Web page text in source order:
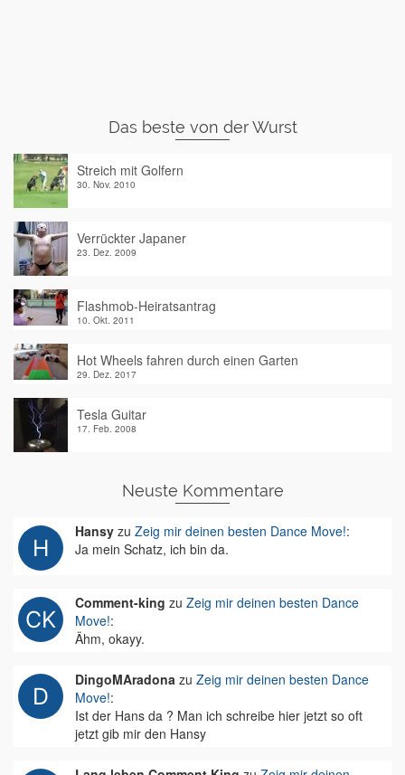
Das beste von der Wurst
Streich mit Golfern
30. Nov. 2010
Verrückter Japaner
23. Dez. 2009
Flashmob-Heiratsantrag
10. Okt. 2011
Hot Wheels fahren durch einen Garten
29. Dez. 2017
Tesla Guitar
17. Feb. 2008
Neuste Kommentare
Hansy zu Zeig mir deinen besten Dance Move!:
Ja mein Schatz, ich bin da.
Comment-king zu Zeig mir deinen besten Dance
Move!:
Ähm, okayy.
DingoMAradona zu Zeig mir deinen besten Dance
Move!:
Ist der Hans da ? Man ich schreibe hier jetzt so oft
jetzt gib mir den Hansy